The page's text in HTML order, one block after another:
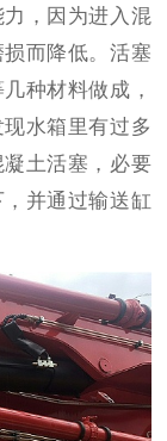
，因为进入混
而降低。活塞
种材料做成，
水箱里有过多
土活塞，必要
并通过输送缸